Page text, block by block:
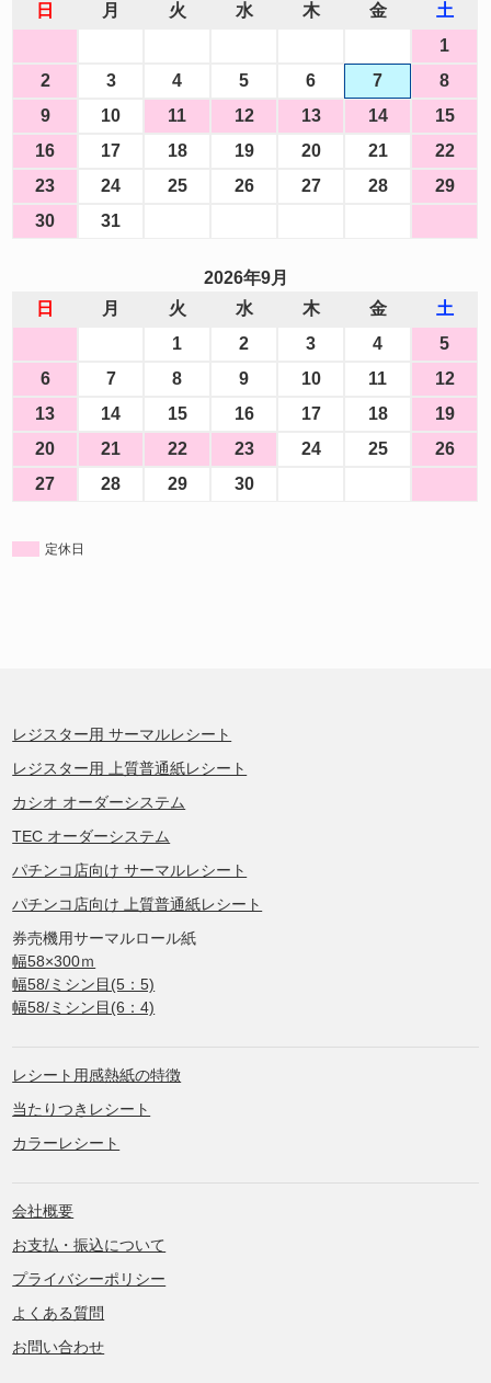
日
月 火 水 木 金
土
1
2
3 4 5 6 7
8
9
10 11 12 13 14
15
16
17 18 19 20 21
22
23
24 25 26 27 28
29
30
31
2026年9月
日
月 火 水 木 金
土
1
2 3 4
5
6
7 8 9 10 11
12
13
14 15 16 17 18
19
20
21 22 23 24 25
26
27
28 29 30
定休日
レジスター用 サーマルレシート
レジスター用 上質普通紙レシート
カシオ オーダーシステム
TEC オーダーシステム
パチンコ店向け サーマルレシート
パチンコ店向け 上質普通紙レシート
券売機用サーマルロール紙
幅58×300ｍ
幅58/ミシン目(5：5)
幅58/ミシン目(6：4)
レシート用感熱紙の特徴
当たりつきレシート
カラーレシート
会社概要
お支払・振込について
プライバシーポリシー
よくある質問
お問い合わせ